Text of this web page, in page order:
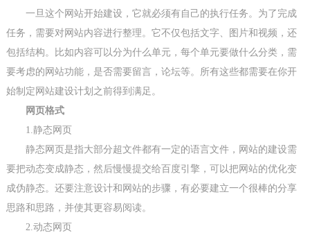
一旦这个网站开始建设，它就必须有自己的执行任务。为了完成
任务，需要对网站内容进行整理。它不仅包括文字、图片和视频，还
包括结构。比如内容可以分为什么单元，每个单元要做什么分类，需
要考虑的网站功能，是否需要留言，论坛等。所有这些都需要在你开
始制定网站建设计划之前得到满足。
网页格式
1.静态网页
静态网页是指大部分超文件都有一定的语言文件，网站的建设需
要把动态变成静态，然后慢慢提交给百度引擎，可以把网站的优化变
成伪静态。还要注意设计和网站的步骤，有必要建立一个很棒的分享
思路和思路，并使其更容易阅读。
2.动态网页